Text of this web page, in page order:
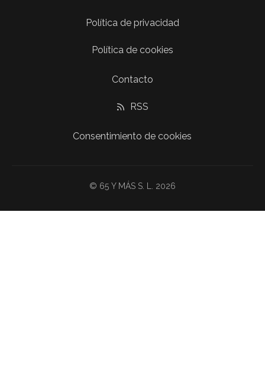
Política de privacidad
Política de cookies
Contacto
RSS
Consentimiento de cookies
© 65 Y MÁS S. L. 2026